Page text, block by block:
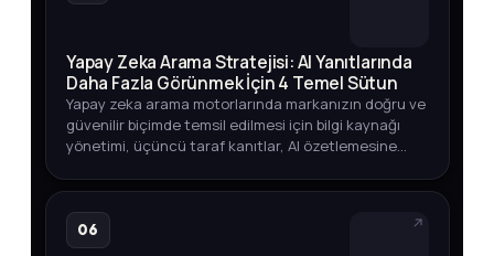
Yapay Zeka Arama Stratejisi: AI Yanıtlarında
Daha Fazla Görünmek İçin 4 Temel Sütun
Yapay zeka arama motorlarında markanızın doğru ve
güvenilir biçimde temsil edilmesi için bilgi kaynağı
yönetimi, üçüncü taraf kanıtlar, AI özetlemesine
kapsamlı bir strate…
06